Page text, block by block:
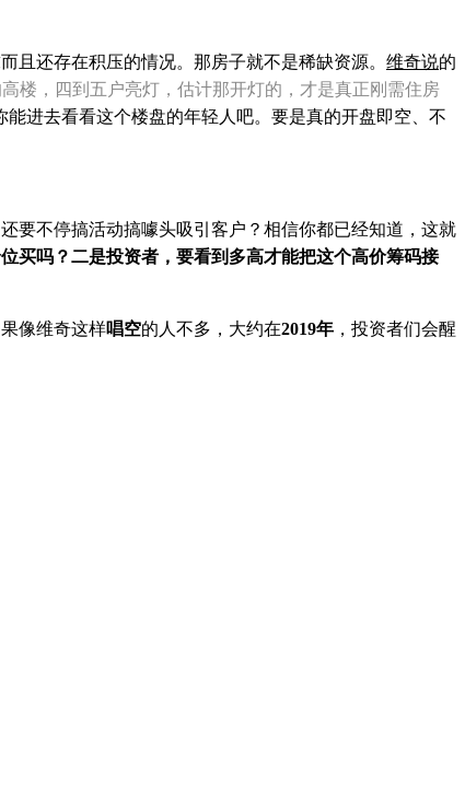
且还存在积压的情况。那房子就不是稀缺资源。 维奇说的
楼，四到五户亮灯，估计那开灯的，才是真正刚需住房
能进去看看这个楼盘的年轻人吧。要是真的开盘即空、不
要不停搞活动搞噱头吸引客户？相信你都已经知道，这就
买吗？二是投资者，要看到多高才能把这个高价筹码接
像维奇这样唱空的人不多，大约在2019年 ，投资者们会醒